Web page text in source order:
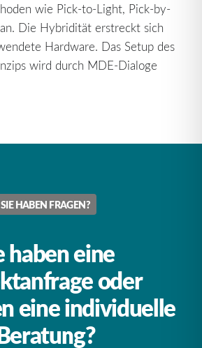
wie Pick-to-Light, Pick-by-
Die Hybridität erstreckt sich
Hardware. Das Setup des
wird durch MDE-Dialoge
SIE HABEN FRAGEN?
haben eine
oder
eine individuelle